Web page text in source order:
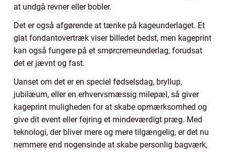
at undgå revner eller bobler.
Det er også afgørende at tænke på kageunderlaget. Et
glat fondantovertræk viser billedet bedst, men kageprint
kan også fungere på et smørcremeunderlag, forudsat
det er jævnt og fast.
Uanset om det er en speciel fødselsdag, bryllup,
jubilæum, eller en erhvervsmæssig milepæl, så giver
kageprint muligheden for at skabe opmærksomhed og
give dit event eller fejring et mindeværdigt præg. Med
teknologi, der bliver mere og mere tilgængelig, er det nu
nemmere end nogensinde at skabe personlig bagværk,